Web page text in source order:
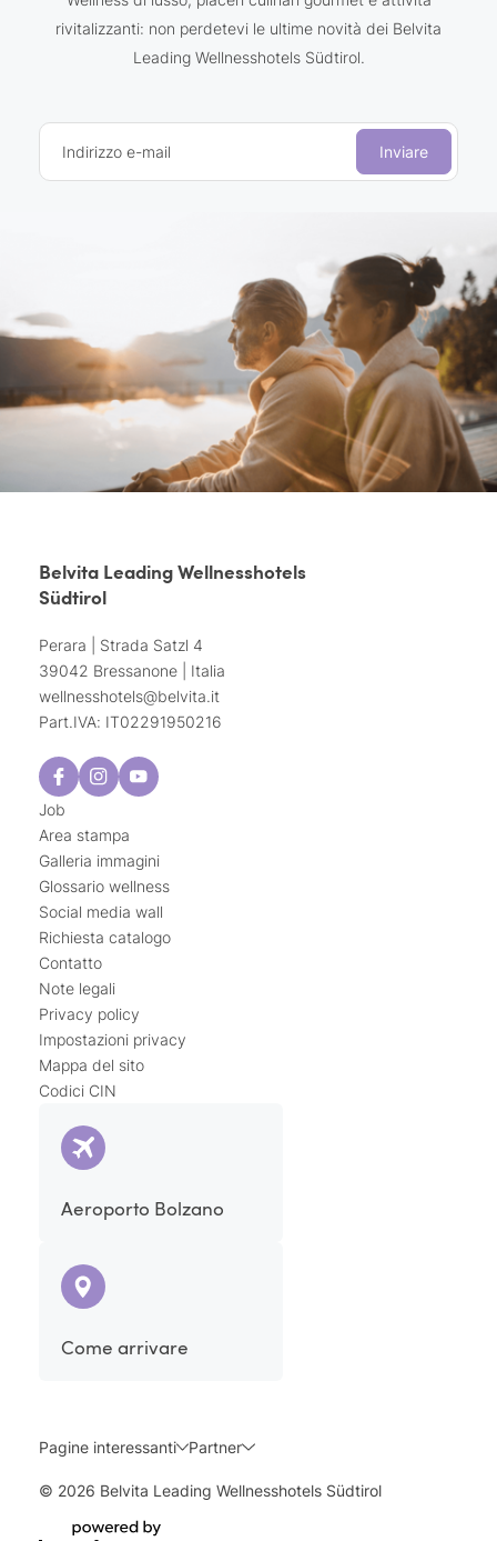
rivitalizzanti: non perdetevi le ultime novità dei Belvita
Leading Wellnesshotels Südtirol.
Indirizzo e-mail Inviare
Belvita Leading Wellnesshotels
Südtirol
Perara | Strada Satzl 4
39042 Bressanone | Italia
wellnesshotels@belvita.it
Part.IVA: IT02291950216
Job
Area stampa
Galleria immagini
Glossario wellness
Social media wall
Richiesta catalogo
Contatto
Note legali
Privacy policy
Impostazioni privacy
Mappa del sito
Codici CIN
Aeroporto Bolzano
Come arrivare
Pagine interessanti Partner
© 2026 Belvita Leading Wellnesshotels Südtirol